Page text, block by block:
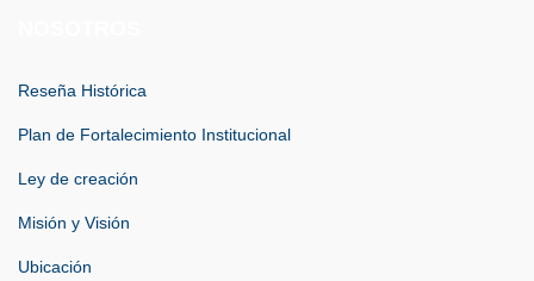
Reseña Histórica
Plan de Fortalecimiento Institucional
Ley de creación
Misión y Visión
Ubicación